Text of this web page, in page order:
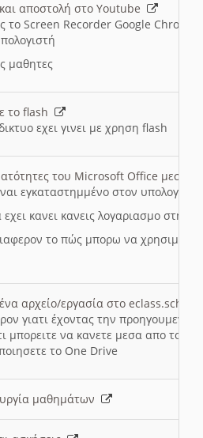
αποστολή στο Youtube
το Screen Recorder Google Chrome
μαθητες
το flash
εχει γινει με χρηση flash
του Microsoft Office μεσω
εγκαταστημμένο στον
κανει κανεις λογαριασμο στη
το πώς μπορω να
αρχείο/εργασία στο eclass.sch.gr
γιατι έχοντας την
μπορειτε να κανετε μεσα απο το
το One Drive
μαθημάτων